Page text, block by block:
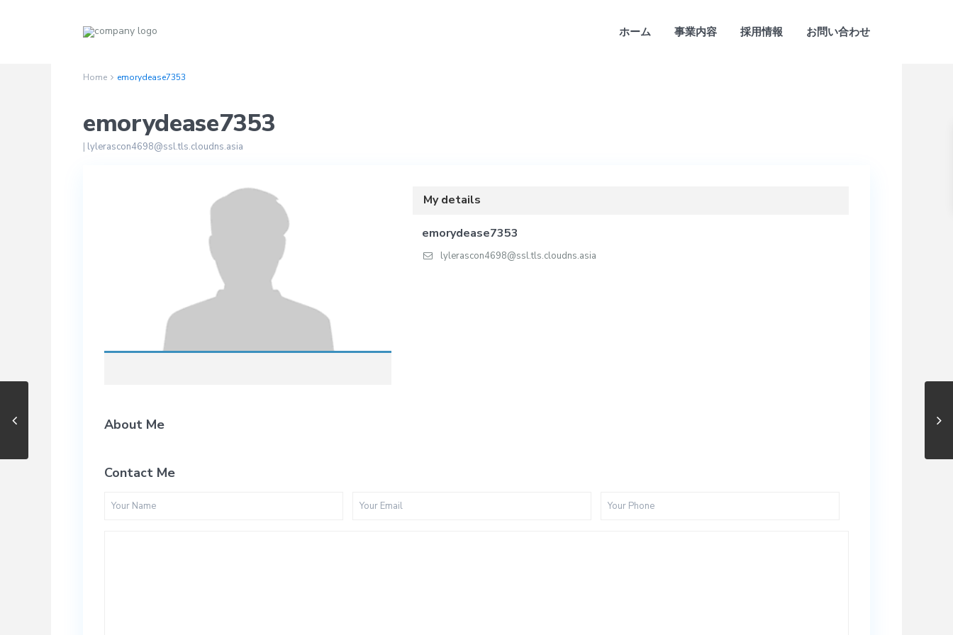
ホーム 事業内容 採用情報 お問い合わせ
Home emorydease7353
emorydease7353
| lylerascon4698@ssl.tls.cloudns.asia
My details
emorydease7353
lylerascon4698@ssl.tls.cloudns.asia
About Me
Contact Me